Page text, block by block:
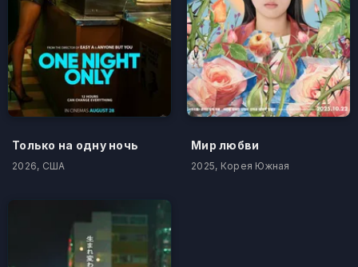
Только на одну ночь
2026, США
Мир любви
2025, Корея Южная